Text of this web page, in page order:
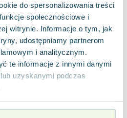
do spersonalizowania treści
społecznościowe i
witrynie. Informacje o tym, jak
udostępniamy partnerom
i analitycznym.
te informacje z innymi danymi
uzyskanymi podczas